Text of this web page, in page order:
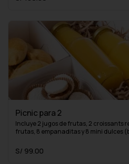
Picnic para 2
Incluye 2 jugos de frutas, 2 croissants
frutas, 8 empanaditas y 8 mini dulces
S/ 99.00